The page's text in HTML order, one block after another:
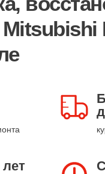
Mitsubishi